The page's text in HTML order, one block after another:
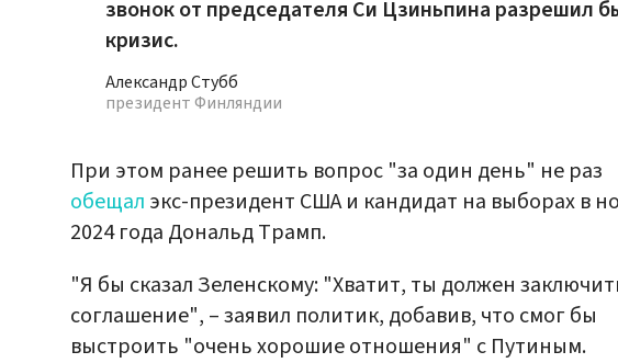
звонок от председателя Си Цзиньпина разрешил
кризис.
Александр Стубб
президент Финляндии
При этом ранее решить вопрос "за один день" не раз
обещал экс-президент США и кандидат на выборах в
2024 года Дональд Трамп.
"Я бы сказал Зеленскому: "Хватит, ты должен
соглашение", – заявил политик, добавив, что смог бы
выстроить "очень хорошие отношения" с Путиным.